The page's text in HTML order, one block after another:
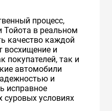
процесс,
в реальном
качество каждой
восхищение и
покупателей, так и
автомобили
и
исправное
суровых условиях